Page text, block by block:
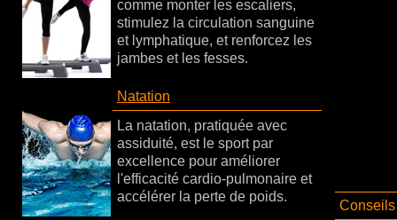
comme monter les escaliers,
stimulez la circulation sanguine
et lymphatique, et renforcez les
jambes et les fesses.
Natation
La natation, pratiquée avec
assiduité, est le sport par
excellence pour améliorer
l'efficacité cardio-pulmonaire et
accélérer la perte de poids.